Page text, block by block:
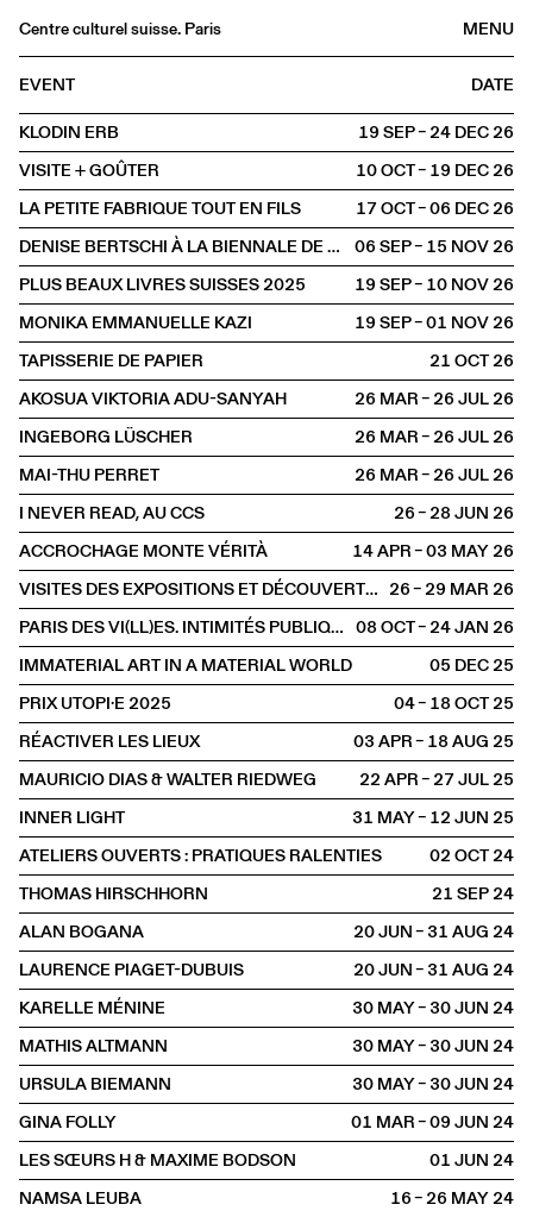
MENU
Centre culturel suisse. Paris
Agenda
Bookshop
Buvette
Archives
Medias
Publications
About
FR/EN
EXHIBITION Visual arts
EVENT
DATE
KLODIN ERB
19 SEP – 24 DEC2026
VISITE + GOÛTER
10 OCT – 19 DEC2026
LA PETITE FABRIQUE TOUT EN FILS
17 OCT – 06 DEC2026
DENISE BERTSCHI À LA BIENNALE DE GWANGJU 2026
06 SEP – 15 NOV2026
PLUS BEAUX LIVRES SUISSES 2025
19 SEP – 10 NOV2026
MONIKA EMMANUELLE KAZI
19 SEP – 01 NOV2026
TAPISSERIE DE PAPIER
21 OCT2026
AKOSUA VIKTORIA ADU-SANYAH
26 MAR – 26 JUL2026
INGEBORG LÜSCHER
26 MAR – 26 JUL2026
MAI-THU PERRET
26 MAR – 26 JUL2026
I NEVER READ, AU CCS
26 – 28 JUN2026
ACCROCHAGE MONTE VÉRITÀ
14 APR – 03 MAY2026
VISITES DES EXPOSITIONS ET DÉCOUVERTE DU BÂTIMENT 26 – 29 MAR2026
PARIS DES VI(LL)ES. INTIMITÉS PUBLIQUES 08 OCT – 24 JAN2026
IMMATERIAL ART IN A MATERIAL WORLD
05 DEC2025
PRIX UTOPI·E 2025
04 – 18 OCT2025
RÉACTIVER LES LIEUX
03 APR – 18 AUG2025
MAURICIO DIAS & WALTER RIEDWEG
22 APR – 27 JUL2025
INNER LIGHT
31 MAY – 12 JUN2025
ATELIERS OUVERTS : PRATIQUES RALENTIES
02 OCT2024
THOMAS HIRSCHHORN
21 SEP2024
ALAN BOGANA
20 JUN – 31 AUG2024
LAURENCE PIAGET-DUBUIS
20 JUN – 31 AUG2024
KARELLE MÉNINE
30 MAY – 30 JUN2024
MATHIS ALTMANN
30 MAY – 30 JUN2024
URSULA BIEMANN
30 MAY – 30 JUN2024
GINA FOLLY
01 MAR – 09 JUN2024
LES SŒURS H & MAXIME BODSON
01 JUN2024
NAMSA LEUBA
16 – 26 MAY2024